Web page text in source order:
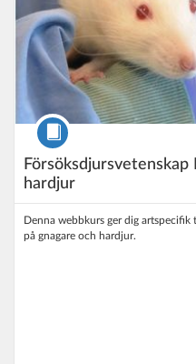
Försöksdjursvetenskap
hardjur
Kurs
Denna webbkurs ger dig
på gnagare och hardjur.